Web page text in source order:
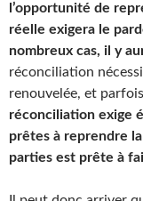
l’opportunité de
réelle exigera le
nombreux cas, il y
réconciliation
renouvelée, et
réconciliation exige
prêtes à reprendre
parties est prête à